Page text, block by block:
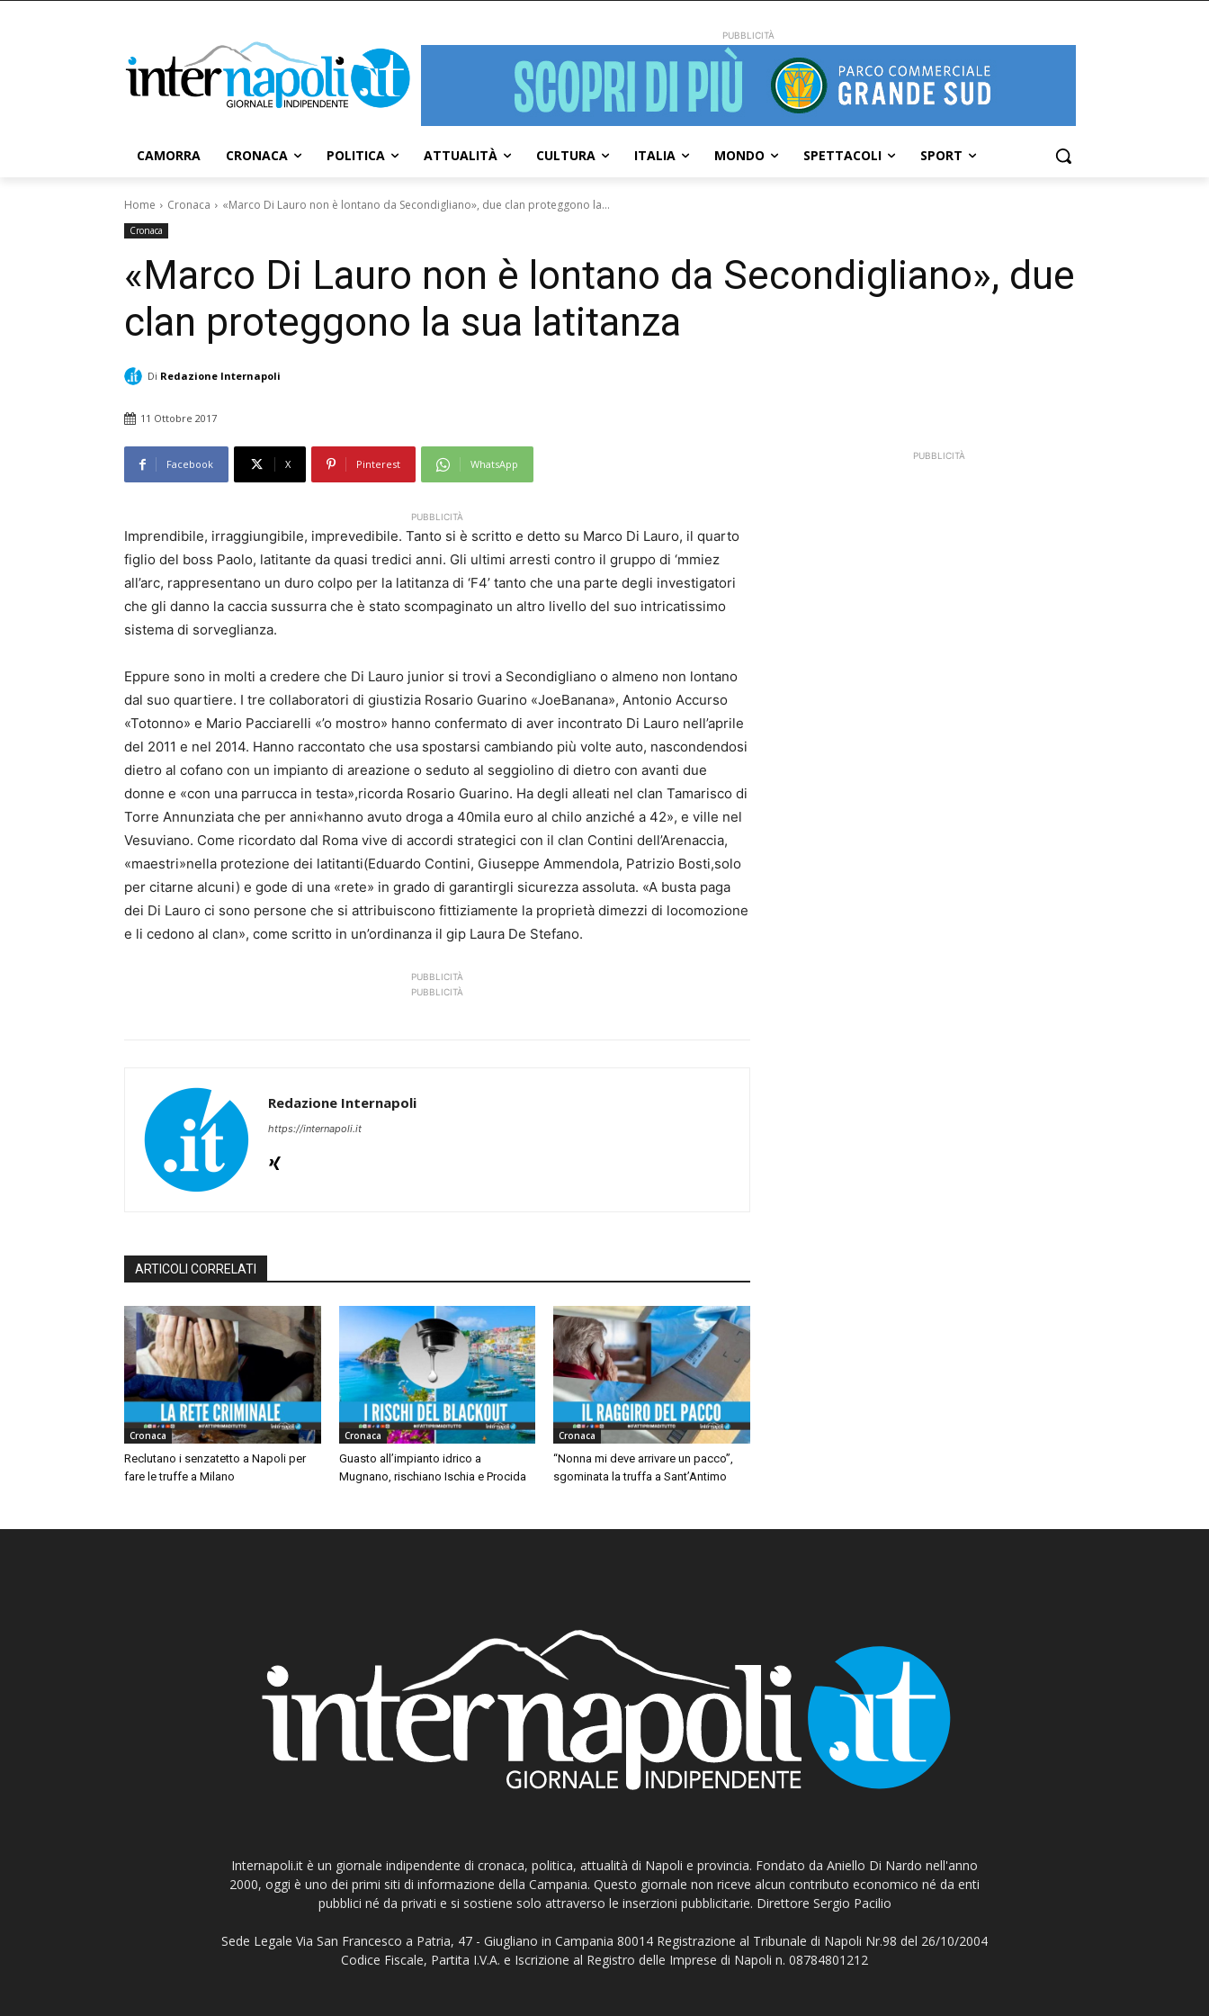
PUBBLICITÀ
CAMORRA CRONACA POLITICA ATTUALITÀ CULTURA ITALIA MONDO SPETTACOLI SPORT
Home Cronaca «Marco Di Lauro non è lontano da Secondigliano», due clan proteggono la...
Cronaca
«Marco Di Lauro non è lontano da Secondigliano», due
clan proteggono la sua latitanza
Di Redazione Internapoli
11 Ottobre 2017
Facebook X Pinterest WhatsApp
PUBBLICITÀ
Imprendibile, irraggiungibile, imprevedibile. Tanto si è scritto e detto su Marco Di Lauro, il quarto
figlio del boss Paolo, latitante da quasi tredici anni. Gli ultimi arresti contro il gruppo di ‘mmiez
all’arc, rappresentano un duro colpo per la latitanza di ‘F4’ tanto che una parte degli investigatori
che gli danno la caccia sussurra che è stato scompaginato un altro livello del suo intricatissimo
sistema di sorveglianza.
Eppure sono in molti a credere che Di Lauro junior si trovi a Secondigliano o almeno non lontano
dal suo quartiere. I tre collaboratori di giustizia Rosario Guarino «JoeBanana», Antonio Accurso
«Totonno» e Mario Pacciarelli «’o mostro» hanno confermato di aver incontrato Di Lauro nell’aprile
del 2011 e nel 2014. Hanno raccontato che usa spostarsi cambiando più volte auto, nascondendosi
dietro al cofano con un impianto di areazione o seduto al seggiolino di dietro con avanti due
donne e «con una parrucca in testa»,ricorda Rosario Guarino. Ha degli alleati nel clan Tamarisco di
Torre Annunziata che per anni«hanno avuto droga a 40mila euro al chilo anziché a 42», e ville nel
Vesuviano. Come ricordato dal Roma vive di accordi strategici con il clan Contini dell’Arenaccia,
«maestri»nella protezione dei latitanti(Eduardo Contini, Giuseppe Ammendola, Patrizio Bosti,solo
per citarne alcuni) e gode di una «rete» in grado di garantirgli sicurezza assoluta. «A busta paga
dei Di Lauro ci sono persone che si attribuiscono fittiziamente la proprietà dimezzi di locomozione
e li cedono al clan», come scritto in un’ordinanza il gip Laura De Stefano.
PUBBLICITÀ
PUBBLICITÀ
Redazione Internapoli
https://internapoli.it
ARTICOLI CORRELATI
Cronaca
Reclutano i senzatetto a Napoli per
fare le truffe a Milano
Cronaca
Guasto all’impianto idrico a
Mugnano, rischiano Ischia e Procida
Cronaca
“Nonna mi deve arrivare un pacco”,
sgominata la truffa a Sant’Antimo
PUBBLICITÀ
Internapoli.it è un giornale indipendente di cronaca, politica, attualità di Napoli e provincia. Fondato da Aniello Di Nardo nell'anno
2000, oggi è uno dei primi siti di informazione della Campania. Questo giornale non riceve alcun contributo economico né da enti
pubblici né da privati e si sostiene solo attraverso le inserzioni pubblicitarie. Direttore Sergio Pacilio
Sede Legale Via San Francesco a Patria, 47 - Giugliano in Campania 80014 Registrazione al Tribunale di Napoli Nr.98 del 26/10/2004
Codice Fiscale, Partita I.V.A. e Iscrizione al Registro delle Imprese di Napoli n. 08784801212